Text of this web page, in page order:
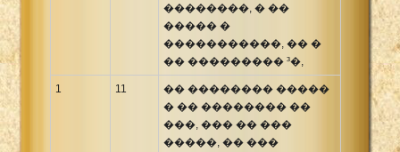
��������, � ��
����� �
�����������, �� �
�� ��������� ³�,
1 11
�� �������� �����
� �� �������� ��
���, ��� �� ���
�����, �� ���